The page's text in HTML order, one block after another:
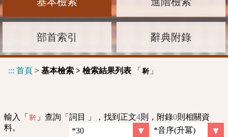
部首索引 辭典附錄
::: 首頁 > 基本檢索 > 檢索結果列表 「 靳 」
輸入「 靳 」查詢「詞目 」，找到正文4則，附錄0則相關資
料。